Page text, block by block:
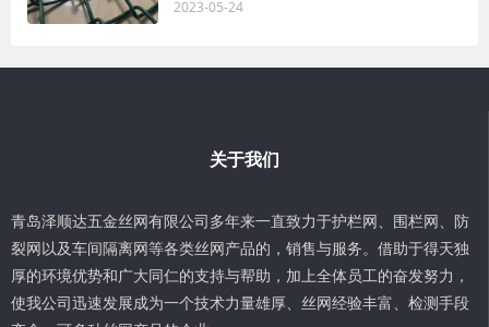
2023-05-24
关于我们
青岛泽顺达五金丝网有限公司多年来一直致力于护栏网、围栏网、防
裂网以及车间隔离网等各类丝网产品的，销售与服务。借助于得天独
厚的环境优势和广大同仁的支持与帮助，加上全体员工的奋发努力，
使我公司迅速发展成为一个技术力量雄厚、丝网经验丰富、检测手段